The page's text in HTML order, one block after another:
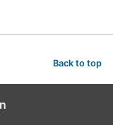
Back to top